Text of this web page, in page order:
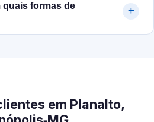
quais formas de
em Planalto,